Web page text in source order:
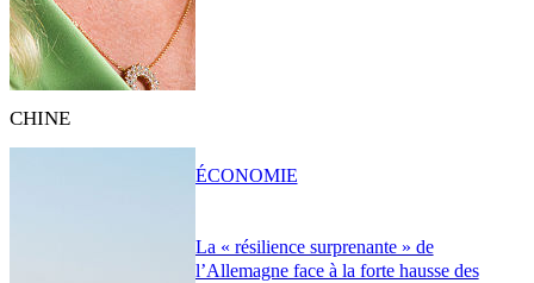
CHINE
La « résilience surprenante » de
l’Allemagne face à la forte hausse des
ÉCONOMIE